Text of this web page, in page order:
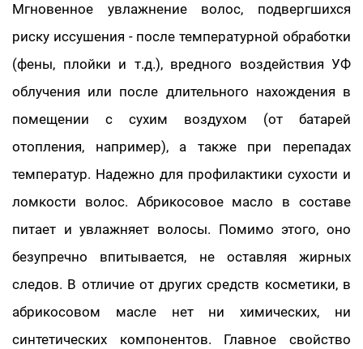
Мгновенное увлажнение волос, подвергшихся
риску иссушения - после температурной обработки
(фены, плойки и т.д.), вредного воздействия УФ
облучения или после длительного нахождения в
помещении с сухим воздухом (от батарей
отопления, например), а также при перепадах
температур. Надежно для профилактики сухости и
ломкости волос. Абрикосовое масло в составе
питает и увлажняет волосы. Помимо этого, оно
безупречно впитывается, не оставляя жирных
следов. В отличие от других средств косметики, в
абрикосовом масле нет ни химических, ни
синтетических компонентов. Главное свойство